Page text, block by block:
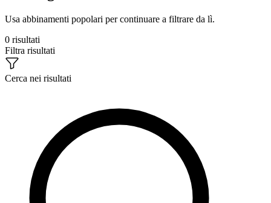
Usa abbinamenti popolari per continuare a filtrare da lì.
0 risultati
Filtra risultati
Cerca nei risultati